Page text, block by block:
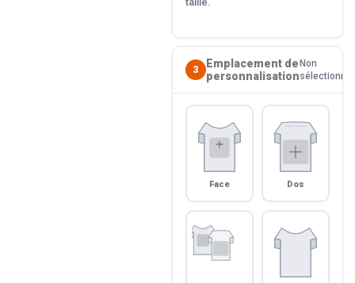
3
Emplacement de
personnalisation
Non
sélectionné
Face Dos